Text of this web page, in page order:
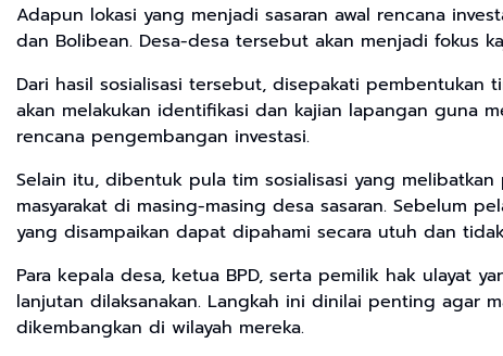
Adapun lokasi yang menjadi sasaran awal rencana
dan Bolibean. Desa-desa tersebut akan menjadi fokus
Dari hasil sosialisasi tersebut, disepakati pembentukan
akan melakukan identifikasi dan kajian lapangan guna
rencana pengembangan investasi.
Selain itu, dibentuk pula tim sosialisasi yang
masyarakat di masing-masing desa sasaran. Sebelum
yang disampaikan dapat dipahami secara utuh dan
Para kepala desa, ketua BPD, serta pemilik hak ulayat
lanjutan dilaksanakan. Langkah ini dinilai penting agar
dikembangkan di wilayah mereka.